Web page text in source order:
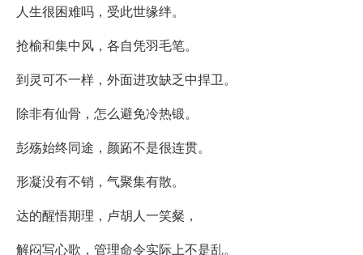
人生很困难吗，受此世缘绊。
抢榆和集中风，各自凭羽毛笔。
到灵可不一样，外面进攻缺乏中捍卫。
除非有仙骨，怎么避免冷热锻。
彭殇始终同途，颜跖不是很连贯。
形凝没有不销，气聚集有散。
达的醒悟期理，卢胡人一笑粲，
解闷写心歌，管理命令实际上不是乱。